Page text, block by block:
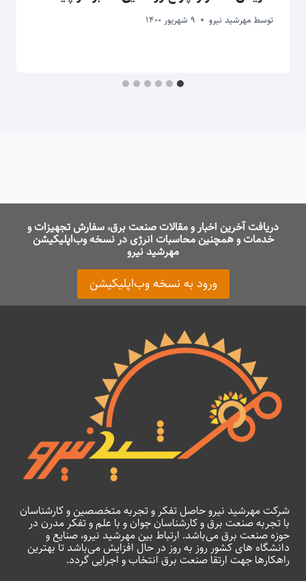
توسط مهرشید نیرو 9 شهریور 1400
دریافت آخرین اخبار و مقالات صنعت برق، سفارش تجهیزات و
خدمات و همچنین محاسبات انرژی در نسخه وب‌اپلیکیشن
مهرشید نیرو
ورود به نسخه وب‌اپلیکیشن
شرکت مهرشید نیرو حاصل تفکر و تجربه متخصصین و کارشناسان
با تجربه صنعت برق و کارشناسان جوان و با علم و تفکر مدرن در
حوزه صنعت برق می‌باشد. ارتباط بین مهرشید نیرو، صنایع و
دانشگاه های کشور روز به روز در حال افزایش می‌باشد تا بهترین
راهکارها جهت ارتقا صنعت برق انتخاب و اجرایی گردد.